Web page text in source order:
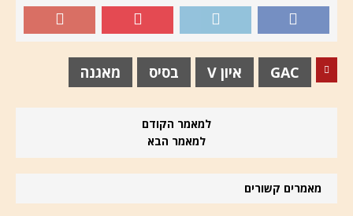
GAC איון V בסיס מאגנה
למאמר הקודם
למאמר הבא
מאמרים קשורים